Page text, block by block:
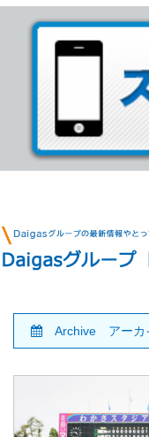
Archive アーカ